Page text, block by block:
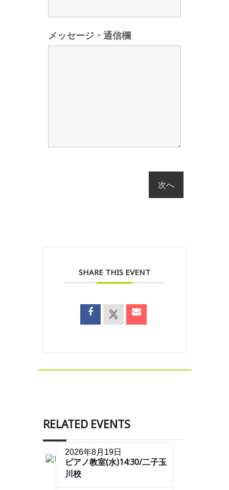
メッセージ・通信欄
SHARE THIS EVENT
RELATED EVENTS
2026年8月19日
ピアノ教室(水)14:30/二子玉
川校